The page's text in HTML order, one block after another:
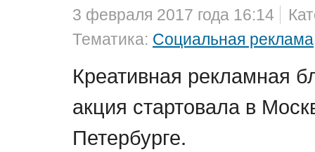
3 февраля 2017 года 16:14
Тематика: Социальная реклама
Креативная рекламная
акция стартовала в
Петербурге.